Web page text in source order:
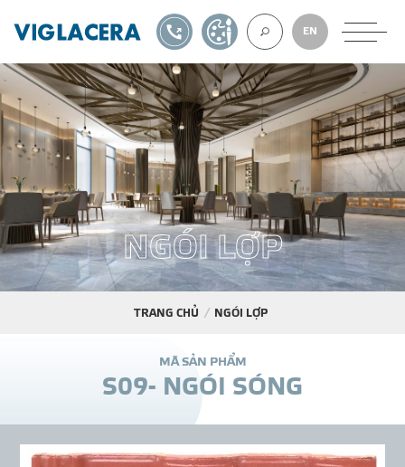
VỀ CHÚNG
GẠCH ỐP LÁT
BÊ TÔNG KHÍ
EN
1900561582TỰ THIẾT KẾ
NGÓI LỢP
TRANG CHỦ NGÓI LỢP
MÃ SẢN PHẨM
S09- NGÓI SÓNG